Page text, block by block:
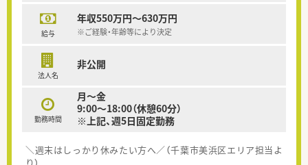
給与
年収550万円～630万円
※ご経験・年齢等により決定
法人名
非公開
勤務時間
月～金
9:00～18:00（休憩60分）
※上記、週5日固定勤務
＼週末はしっかり休みたい方へ／（千葉市美浜区エリア担当よ